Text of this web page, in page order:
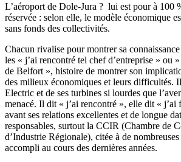
L’aéroport de Dole-Jura ? lui est pour à 100
réservée : selon elle, le modèle économique
sans fonds des collectivités.
Chacun rivalise pour montrer sa
les « j’ai rencontré tel chef d’entreprise » ou
de Belfort », histoire de montrer son
des milieux économiques et leurs difficultés.
Electric et de ses turbines si lourdes que
menacé. Il dit « j’ai rencontré », elle dit «
avant ses relations excellentes et de longue
responsables, surtout la CCIR (Chambre de
d’Industrie Régionale), citée à de
accompli au cours des dernières années.